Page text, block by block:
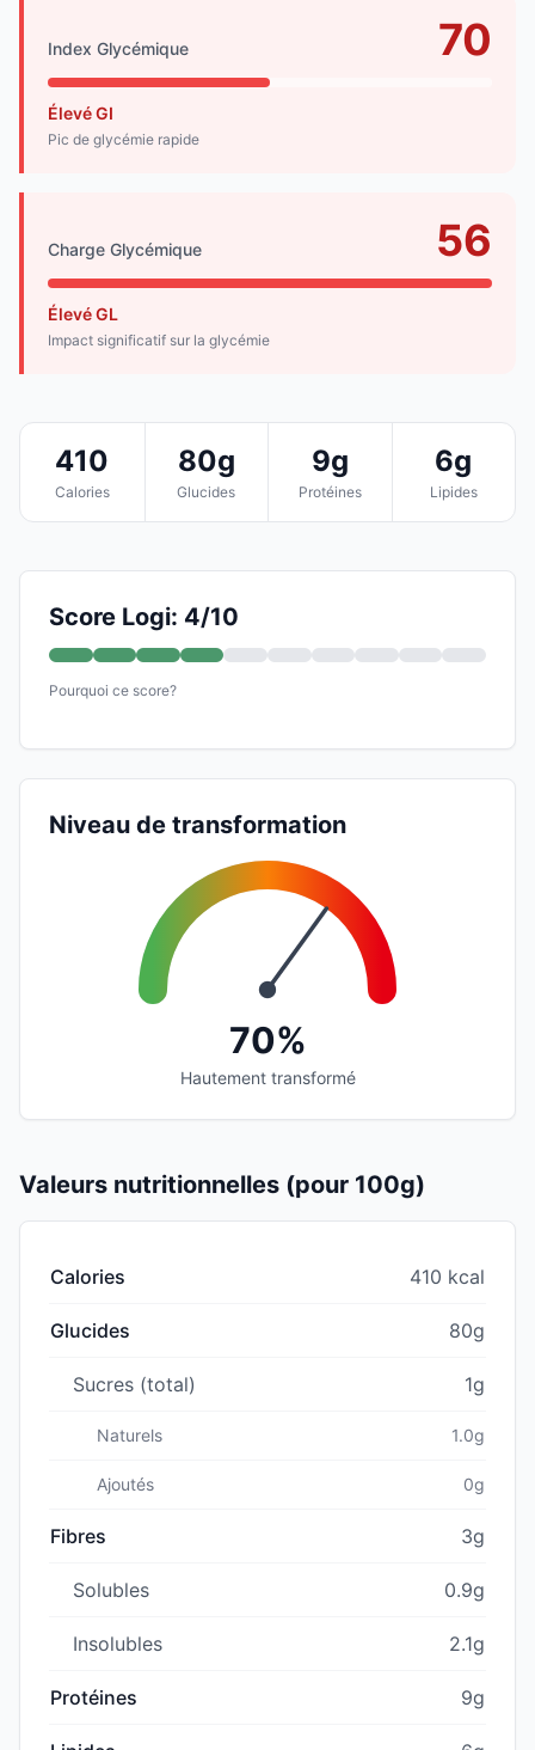
Index Glycémique 70
Élevé GI
Pic de glycémie rapide
Charge Glycémique 56
Élevé GL
Impact significatif sur la glycémie
410
Calories
80g
Glucides
9g
Protéines
6g
Lipides
Score Logi: 4/10
Pourquoi ce score?
Niveau de transformation
70%
Hautement transformé
Valeurs nutritionnelles (pour 100g)
Calories 410 kcal
Glucides 80g
Sucres (total) 1g
Naturels 1.0g
Ajoutés 0g
Fibres 3g
Solubles 0.9g
Insolubles 2.1g
Protéines 9g